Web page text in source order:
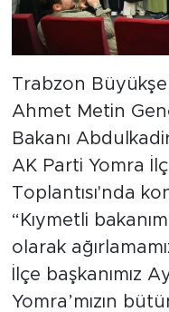
Trabzon
Ahmet Metin
Bakanı
AK Parti Yomra
Toplantısı'nda
“Kıymetli
olarak
İlçe başkanımız
Yomra’mızın